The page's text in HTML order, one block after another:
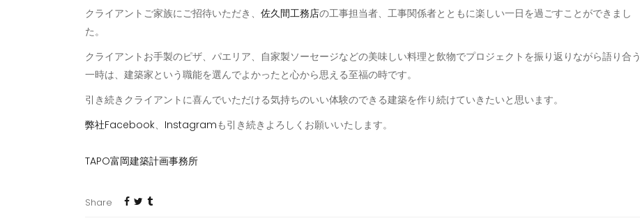
クライアントご家族にご招待いただき、 佐久間工務店の工事担当者、工事関係者とともに楽しい一日を過ごすことができまし
た。
クライアントお手製のピザ、パエリア、自家製ソーセージなどの美味しい料理と飲物でプロジェクトを振り返りながら語り合う
一時は、建築家という職能を選んでよかったと心から思える至福の時です。
引き続きクライアントに喜んでいただける気持ちのいい体験のできる建築を作り続けていきたいと思います。
弊社Facebook、 Instagramも引き続きよろしくお願いいたします。
TAPO富岡建築計画事務所
Share